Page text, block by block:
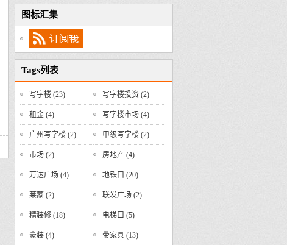
图标汇集
Tags列表
写字楼 (23) 写字楼投资 (2)
租金 (4) 写字楼市场 (4)
广州写字楼 (2) 甲级写字楼 (2)
市场 (2) 房地产 (4)
万达广场 (4) 地铁口 (20)
莱蒙 (2) 联发广场 (2)
精装修 (18) 电梯口 (5)
豪装 (4) 带家具 (13)